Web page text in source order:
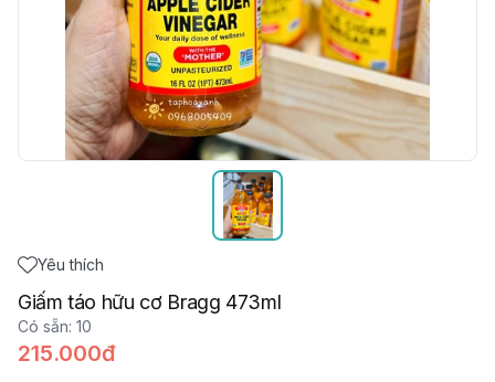
Yêu thích
Giấm táo hữu cơ Bragg 473ml
Có sẵn: 10
215.000đ